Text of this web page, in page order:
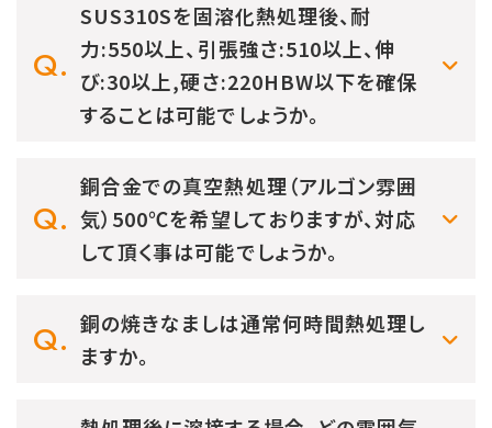
SUS310Sを固溶化熱処理後、耐
力:550以上、引張強さ:510以上、伸
び:30以上,硬さ:220HBW以下を確保
することは可能でしょうか。
銅合金での真空熱処理（アルゴン雰囲
気）500℃を希望しておりますが、対応
して頂く事は可能でしょうか。
銅の焼きなましは通常何時間熱処理し
ますか。